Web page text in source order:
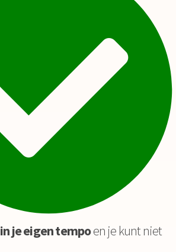
in je eigen tempoen je kunt niet